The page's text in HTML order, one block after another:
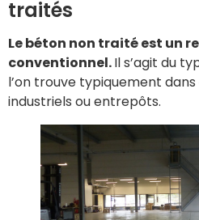
traités
Le béton non traité est un
conventionnel.Il s’agit du
l’on trouve typiquement
industriels ou entrepôts.